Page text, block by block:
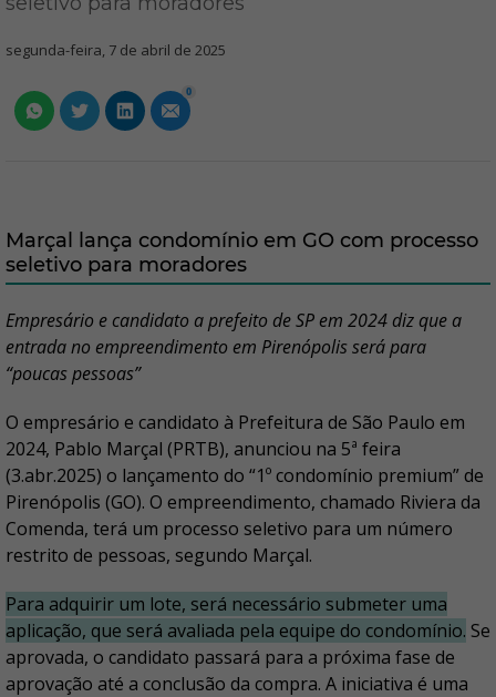
segunda-feira, 7 de abril de 2025
0
Marçal lança condomínio em GO com processo
seletivo para moradores
Empresário e candidato a prefeito de SP em 2024 diz que a
entrada no empreendimento em Pirenópolis será para
“poucas pessoas”
O empresário e candidato à Prefeitura de São Paulo em
2024, Pablo Marçal (PRTB), anunciou na 5ª feira
(3.abr.2025) o lançamento do “1º condomínio premium” de
Pirenópolis (GO). O empreendimento, chamado Riviera da
Comenda, terá um processo seletivo para um número
restrito de pessoas, segundo Marçal.
Para adquirir um lote, será necessário submeter uma
aplicação, que será avaliada pela equipe do condomínio. Se
aprovada, o candidato passará para a próxima fase de
aprovação até a conclusão da compra. A iniciativa é uma